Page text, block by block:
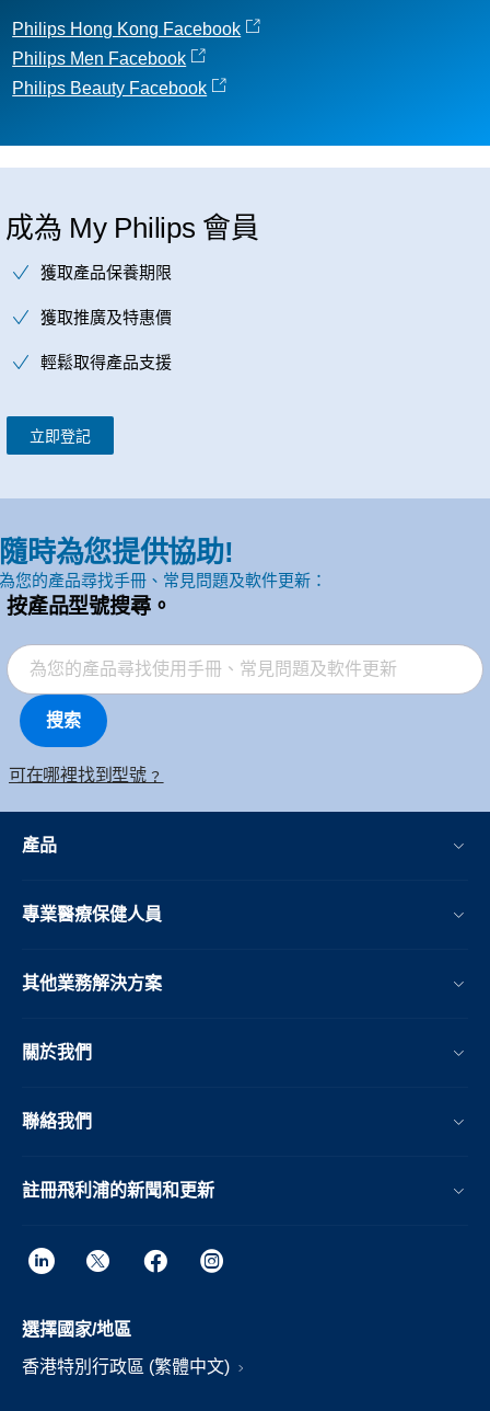
Philips Hong Kong Facebook
Philips Men Facebook
Philips Beauty Facebook
成為 My Philips 會員
獲取產品保養期限
獲取推廣及特惠價
輕鬆取得產品支援
立即登記
隨時為您提供協助!
為您的產品尋找手冊、常見問題及軟件更新：
按產品型號搜尋。
搜索
可在哪裡找到型號﹖
產品
專業醫療保健人員
其他業務解決方案​
關於我們
聯絡我們
註冊飛利浦的新聞和更新
選擇國家/地區
香港特別行政區 (繁體中文)